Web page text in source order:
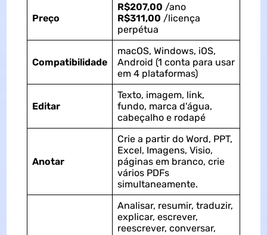
Preço
R$207,00 /ano
R$311,00 /licença
perpétua
Compatibilidade
macOS, Windows, iOS,
Android (1 conta para usar
em 4 plataformas)
Editar
Texto, imagem, link,
fundo, marca d'água,
cabeçalho e rodapé
Anotar
Crie a partir do Word, PPT,
Excel, Imagens, Visio,
páginas em branco, crie
vários PDFs
simultaneamente.
Analisar, resumir, traduzir,
explicar, escrever,
reescrever, conversar,